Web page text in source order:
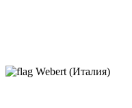
Webert (Италия)